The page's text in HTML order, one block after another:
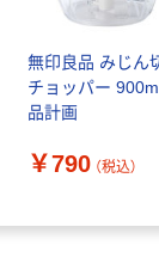
無印良品 みじん
チョッパー
品計画
￥790 （税込）